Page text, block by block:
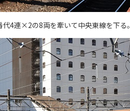
4連×2の8両を牽いて中央東線を下る。